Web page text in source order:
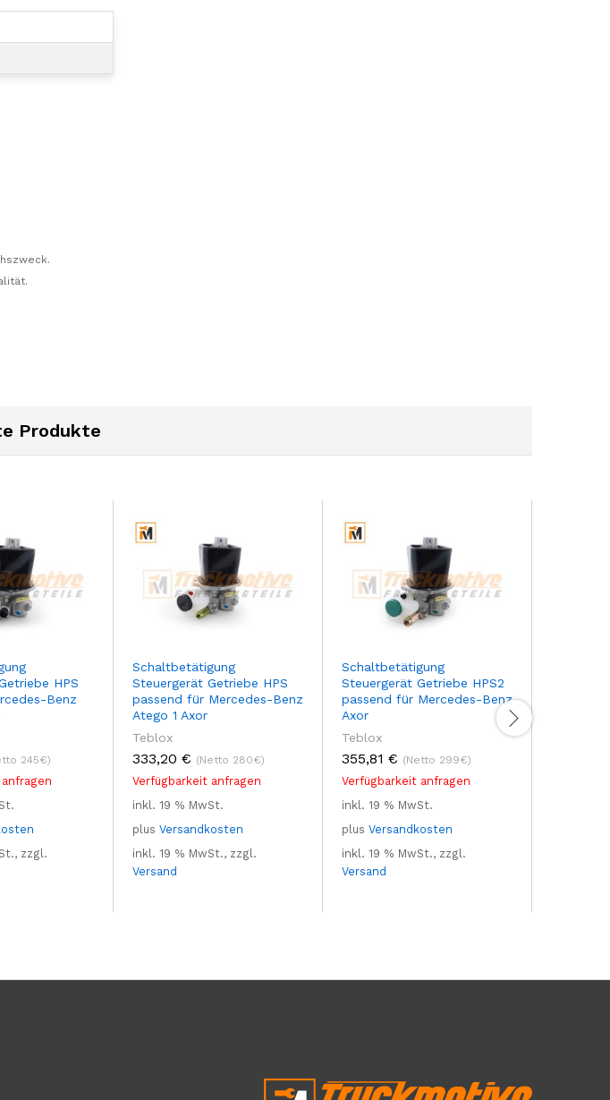
Produkte
HPS
Benz
245€)
zzgl.
Schaltbetätigung
Steuergerät Getriebe HPS
passend für Mercedes-Benz
Atego 1 Axor
Teblox
333,20 € (Netto 280€)
Verfügbarkeit anfragen
inkl. 19 % MwSt.
plus Versandkosten
inkl. 19 % MwSt., zzgl.
Versand
Schaltbetätigung
Steuergerät Getriebe HPS2
passend für Mercedes-Benz
Axor
Teblox
355,81 € (Netto 299€)
Verfügbarkeit anfragen
inkl. 19 % MwSt.
plus Versandkosten
inkl. 19 % MwSt., zzgl.
Versand